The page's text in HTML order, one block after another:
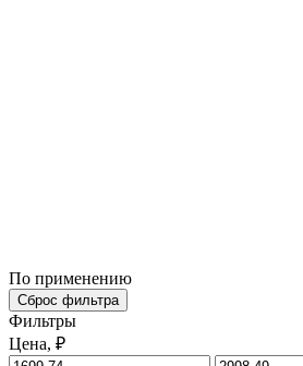
По применению
Сброс фильтра
Фильтры
Цена, ₽